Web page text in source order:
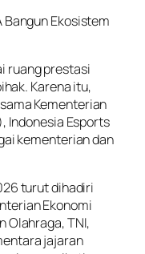
Bangun Ekosistem
ruang prestasi
Karena itu,
Kementerian
Indonesia Esports
kementerian dan
turut dihadiri
Ekonomi
Olahraga, TNI,
jajaran